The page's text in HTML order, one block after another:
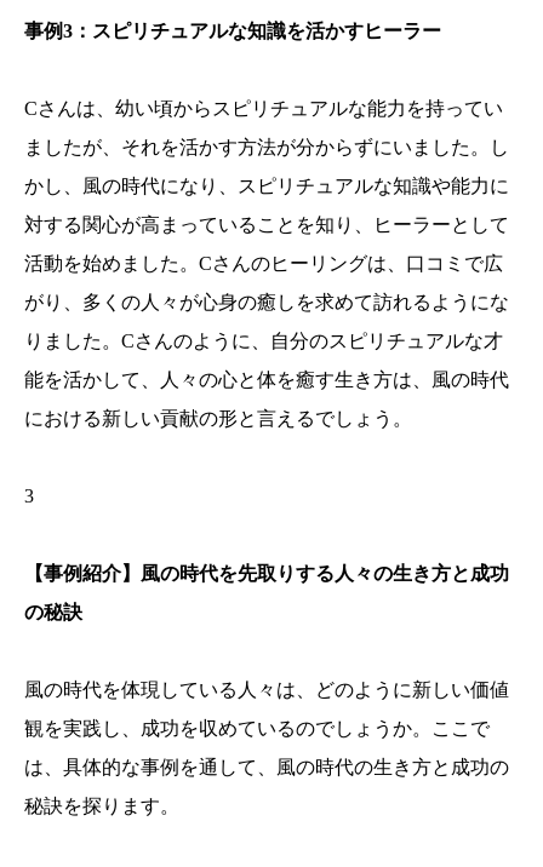
事例3：スピリチュアルな知識を活かすヒーラー
Cさんは、幼い頃からスピリチュアルな能力を持ってい
ましたが、それを活かす方法が分からずにいました。し
かし、風の時代になり、スピリチュアルな知識や能力に
対する関心が高まっていることを知り、ヒーラーとして
活動を始めました。Cさんのヒーリングは、口コミで広
がり、多くの人々が心身の癒しを求めて訪れるようにな
りました。Cさんのように、自分のスピリチュアルな才
能を活かして、人々の心と体を癒す生き方は、風の時代
における新しい貢献の形と言えるでしょう。
3
【事例紹介】風の時代を先取りする人々の生き方と成功
の秘訣
風の時代を体現している人々は、どのように新しい価値
観を実践し、成功を収めているのでしょうか。ここで
は、具体的な事例を通して、風の時代の生き方と成功の
秘訣を探ります。